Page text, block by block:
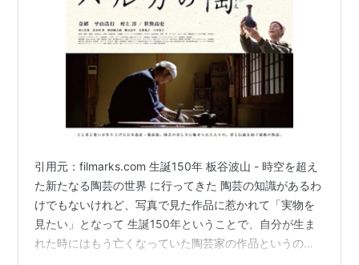
引用元：filmarks.com 生誕150年 板谷波山 - 時空を超え
た新たなる陶芸の世界 に行ってきた 陶芸の知識があるわ
けでもないけれど、写真で見た作品に惹かれて「実物を
見たい」となって 生誕150年ということで、自分が生ま
れた時にはもう亡くなっていた陶芸家の作品というの